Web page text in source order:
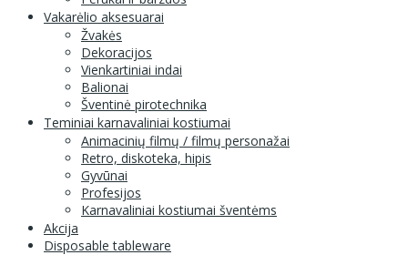
Vakarėlio aksesuarai
Žvakės
Dekoracijos
Vienkartiniai indai
Balionai
Šventinė pirotechnika
Teminiai karnavaliniai kostiumai
Animacinių filmų / filmų personažai
Retro, diskoteka, hipis
Gyvūnai
Profesijos
Karnavaliniai kostiumai šventėms
Akcija
Disposable tableware